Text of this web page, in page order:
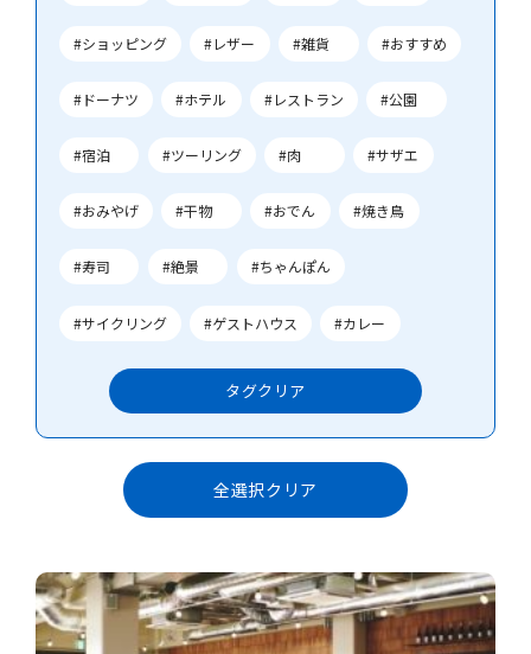
#ショッピング #レザー #雑貨 #おすすめ
#ドーナツ #ホテル #レストラン #公園
#宿泊 #ツーリング #肉 #サザエ
#おみやげ #干物 #おでん #焼き鳥
#寿司 #絶景 #ちゃんぽん
#サイクリング #ゲストハウス #カレー
タグクリア
全選択クリア